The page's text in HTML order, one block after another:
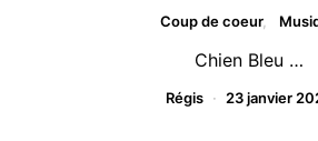
Coup de coeur
Chien Bleu …
Régis 23 janvier